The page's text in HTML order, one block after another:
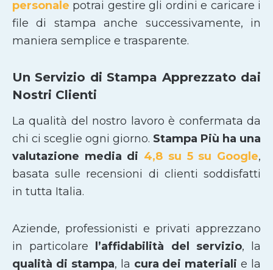
personale potrai gestire gli ordini e caricare i
file di stampa anche successivamente, in
maniera semplice e trasparente.
Un Servizio di Stampa Apprezzato dai
Nostri Clienti
La qualità del nostro lavoro è confermata da
chi ci sceglie ogni giorno. Stampa Più ha una
valutazione media di 4,8 su 5 su Google,
basata sulle recensioni di clienti soddisfatti
in tutta Italia.
Aziende, professionisti e privati apprezzano
in particolare
l’affidabilità del servizio, la
qualità di stampa, la cura dei materiali e la